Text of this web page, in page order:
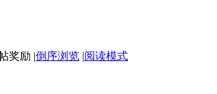
|倒序浏览 |阅读模式